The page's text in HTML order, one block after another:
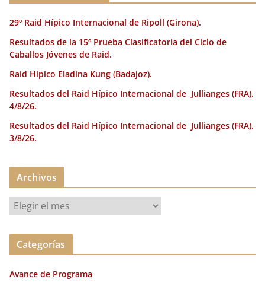
k
29º Raid Hípico Internacional de Ripoll (Girona).
Resultados de la 15º Prueba Clasificatoria del Ciclo de
Caballos Jóvenes de Raid.
Raid Hípico Eladina Kung (Badajoz).
Resultados del Raid Hípico Internacional de Jullianges (FRA).
4/8/26.
Resultados del Raid Hípico Internacional de Jullianges (FRA).
3/8/26.
Archivos
r
c
v
Categorías
Avance de Programa